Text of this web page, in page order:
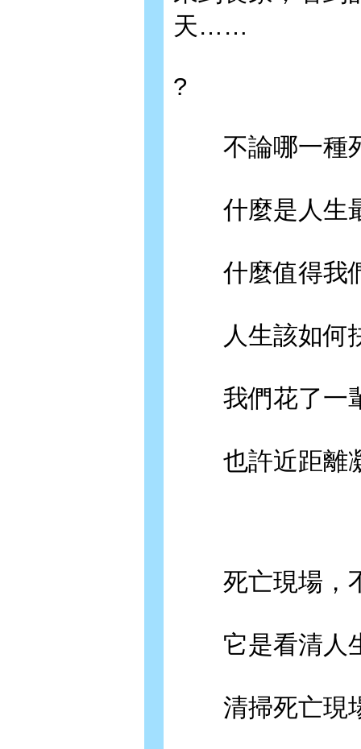
天……
?
不論哪一種死
什麼是人生
什麼值得我
人生該如何抉
我們花了一
也許近距離凝
死亡現場，不
它是看清人生
清掃死亡現場